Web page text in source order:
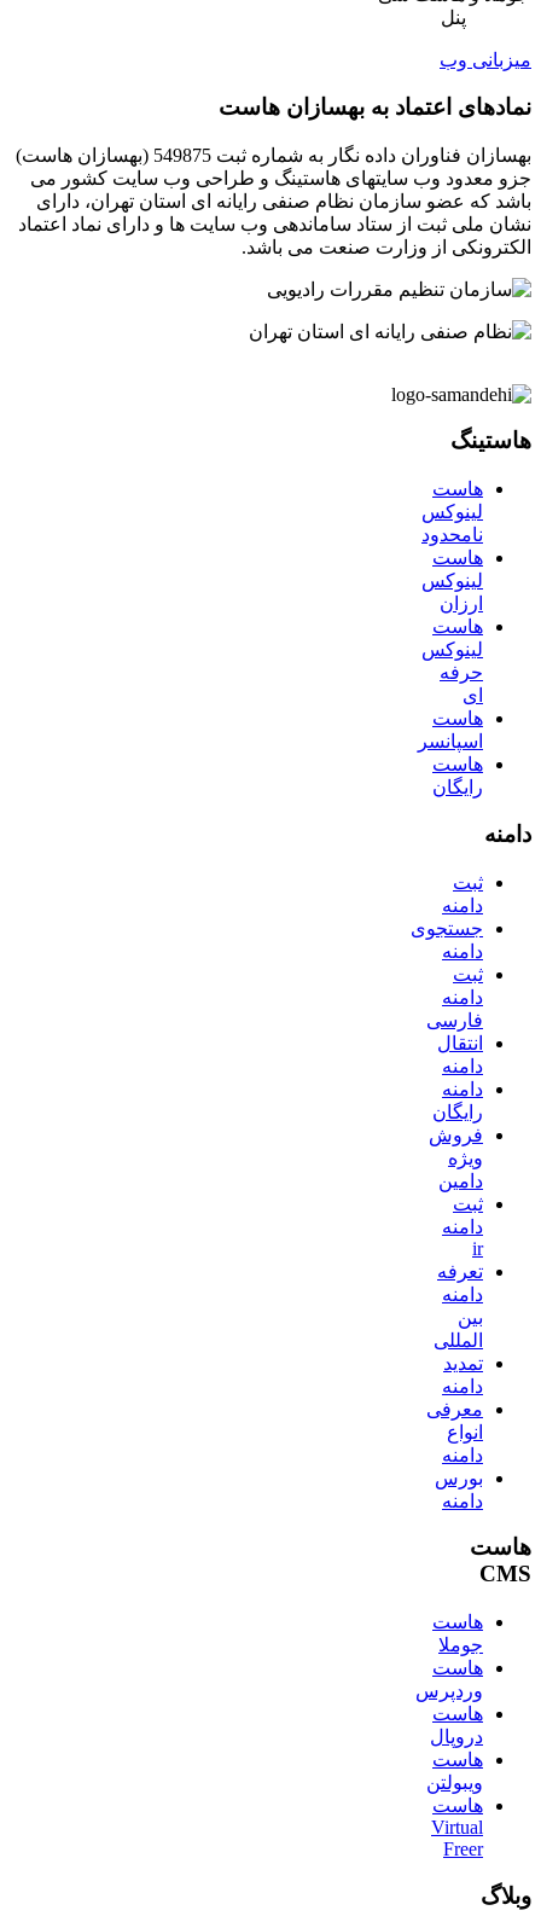
پنل
میزبانی وب
نمادهای اعتماد به بهسازان هاست
بهسازان فناوران داده نگار به شماره ثبت 549875 (بهسازان هاست)
جزو معدود وب سایتهای هاستینگ و طراحی وب سایت کشور می
باشد که عضو سازمان نظام صنفی رایانه ای استان تهران، دارای
نشان ملی ثبت از ستاد ساماندهی وب سایت ها و دارای نماد اعتماد
الکترونکی از وزارت صنعت می باشد.
هاستینگ
هاست
لینوکس
نامحدود
هاست
لینوکس
ارزان
هاست
لینوکس
حرفه
ای
هاست
اسپانسر
هاست
رایگان
دامنه
ثبت
دامنه
جستجوی
دامنه
ثبت
دامنه
فارسی
انتقال
دامنه
دامنه
رایگان
فروش
ویژه
دامین
ثبت
دامنه
ir
تعرفه
دامنه
بین
المللی
تمدید
دامنه
معرفی
انواع
دامنه
بورس
دامنه
هاست
CMS
هاست
جوملا
هاست
وردپرس
هاست
دروپال
هاست
ویبولتن
هاست
Virtual
Freer
وبلاگ